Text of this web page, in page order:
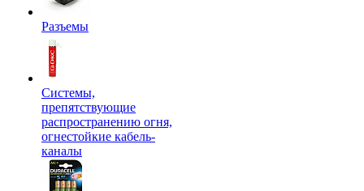
Разъемы
Системы,
препятствующие
распространению огня,
огнестойкие кабель-
каналы